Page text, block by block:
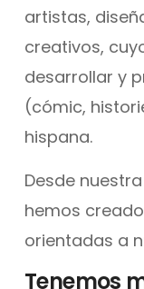
artistas,
creativos,
desarrollar y
(cómic,
hispana.
Desde
hemos
orientadas a
Tenemos